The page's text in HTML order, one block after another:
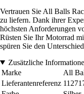
Vertrauen Sie All Balls
zu liefern. Dank ihrer
höchsten Anforderungen
Rüsten Sie Ihr Motorrad
spüren Sie den
Zusätzliche
Marke
All
Lieferantenreferenz